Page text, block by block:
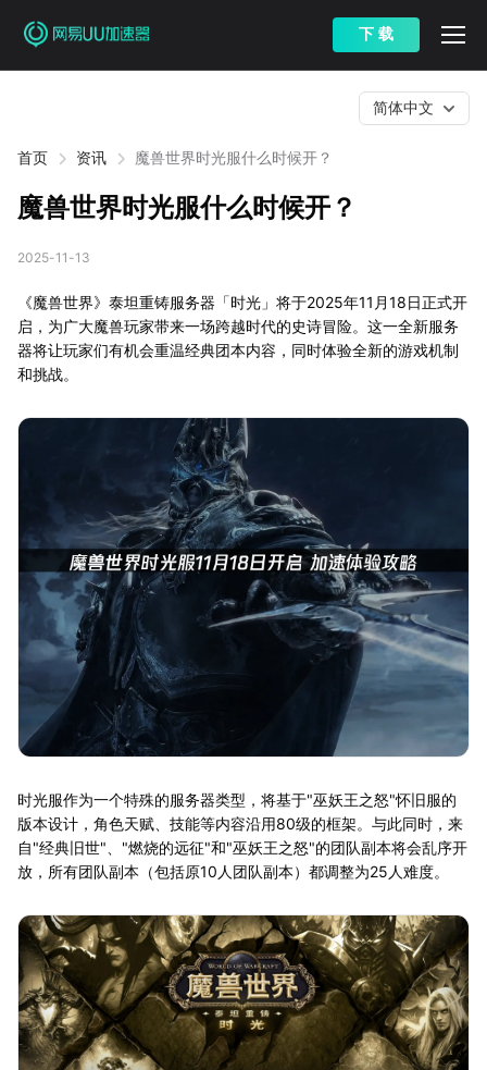
下 载
首页 资讯 魔兽世界时光服什么时候开？
简体中文
魔兽世界时光服什么时候开？
2025-11-13
《魔兽世界》泰坦重铸服务器「时光」将于2025年11月18日正式开
启，为广大魔兽玩家带来一场跨越时代的史诗冒险。这一全新服务
器将让玩家们有机会重温经典团本内容，同时体验全新的游戏机制
和挑战。
时光服作为一个特殊的服务器类型，将基于"巫妖王之怒"怀旧服的
版本设计，角色天赋、技能等内容沿用80级的框架。与此同时，来
自"经典旧世"、"燃烧的远征"和"巫妖王之怒"的团队副本将会乱序开
放，所有团队副本（包括原10人团队副本）都调整为25人难度。